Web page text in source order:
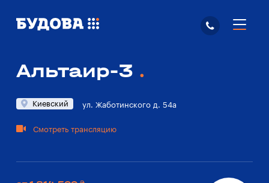
Альтаир-3
Киевский ул. Жаботинского д. 54а
Смотреть трансляцию